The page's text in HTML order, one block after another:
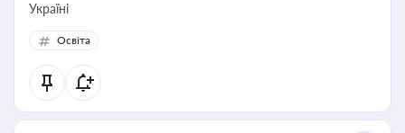
Україні
Освіта